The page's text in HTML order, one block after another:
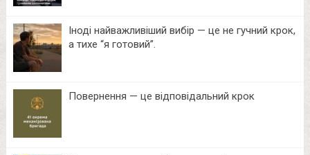
Іноді найважливіший вибір — це не гучний крок,
а тихе “я готовий”.
Повернення — це відповідальний крок